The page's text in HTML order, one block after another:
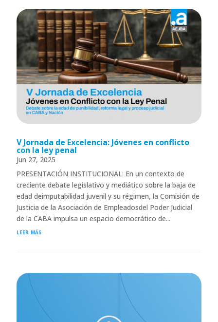
V Jornada de Excelencia: Jóvenes en conflicto
con la ley penal
Jun 27, 2025
PRESENTACIÓN INSTITUCIONAL: En un contexto de
creciente debate legislativo y mediático sobre la baja de
edad deimputabilidad juvenil y su régimen, la Comisión de
Justicia de la Asociación de Empleadosdel Poder Judicial
de la CABA impulsa un espacio democrático de...
leer más